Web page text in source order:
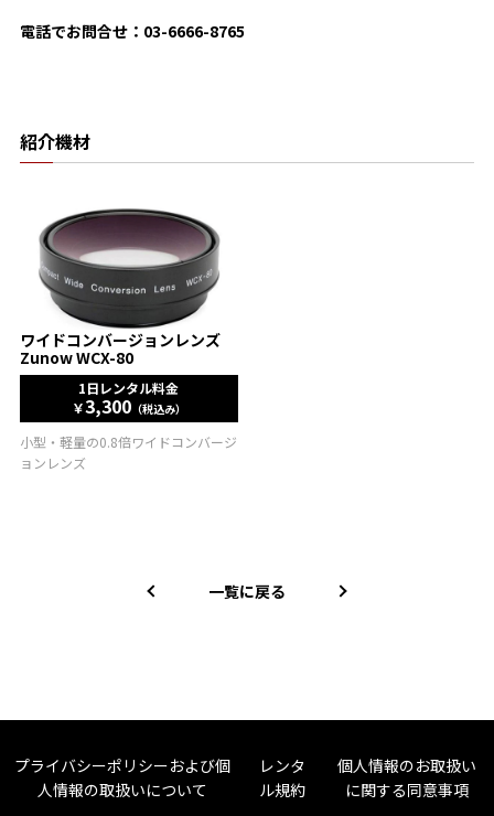
電話でお問合せ：03-6666-8765
紹介機材
ワイドコンバージョンレンズ
Zunow WCX-80
1日レンタル料金
￥3,300（税込み）
小型・軽量の0.8倍ワイドコンバージ
ョンレンズ
一覧に戻る
プライバシーポリシーおよび個
人情報の取扱いについて
レンタ
ル規約
個人情報のお取扱い
に関する同意事項